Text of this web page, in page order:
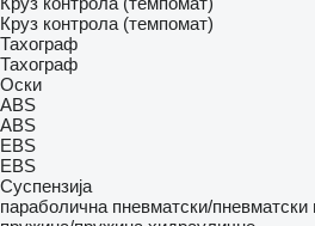
Круз контрола (темпомат)
Тахограф
Тахограф
Оски
ABS
ABS
EBS
EBS
Суспензија
параболична пневматски/пневматски